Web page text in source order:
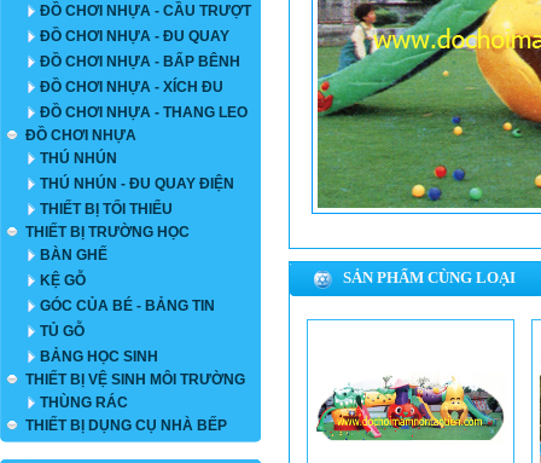
ĐỒ CHƠI NHỰA - CẦU TRƯỢT
ĐỒ CHƠI NHỰA - ĐU QUAY
ĐỒ CHƠI NHỰA - BẤP BÊNH
ĐỒ CHƠI NHỰA - XÍCH ĐU
ĐỒ CHƠI NHỰA - THANG LEO
ĐỒ CHƠI NHỰA
THÚ NHÚN
THÚ NHÚN - ĐU QUAY ĐIỆN
THIẾT BỊ TỐI THIỂU
THIẾT BỊ TRƯỜNG HỌC
BÀN GHẾ
KỆ GỖ
GÓC CỦA BÉ - BẢNG TIN
TỦ GỖ
BẢNG HỌC SINH
THIẾT BỊ VỆ SINH MÔI TRƯỜNG
THÙNG RÁC
THIẾT BỊ DỤNG CỤ NHÀ BẾP
SẢN PHẨM CÙNG LOẠI